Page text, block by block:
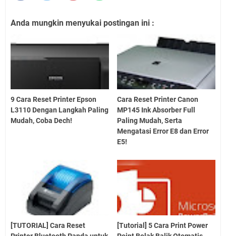
Anda mungkin menyukai postingan ini :
9 Cara Reset Printer Epson
L3110 Dengan Langkah Paling
Mudah, Coba Dech!
Cara Reset Printer Canon
MP145 Ink Absorber Full
Paling Mudah, Serta
Mengatasi Error E8 dan Error
E5!
[TUTORIAL] Cara Reset
[Tutorial] 5 Cara Print Power